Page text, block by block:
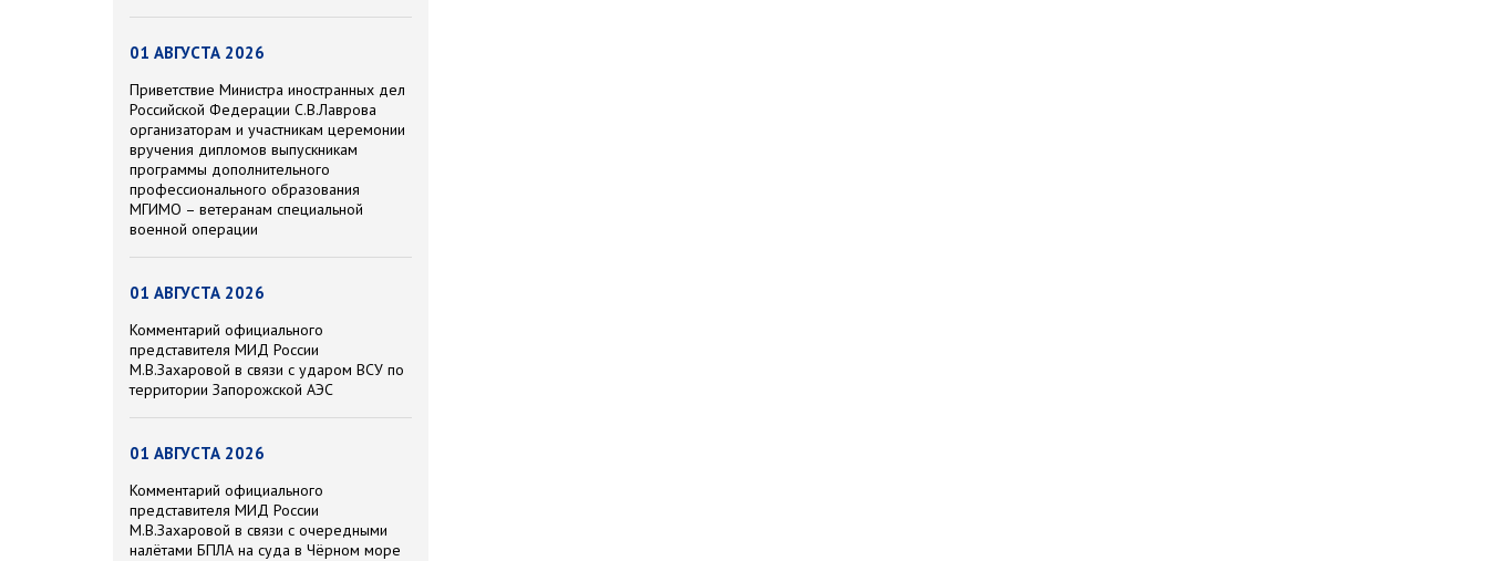
01 АВГУСТА 2026
Приветствие Министра иностранных дел
Российской Федерации С.В.Лаврова
организаторам и участникам церемонии
вручения дипломов выпускникам
программы дополнительного
профессионального образования
МГИМО – ветеранам специальной
военной операции
01 АВГУСТА 2026
Комментарий официального
представителя МИД России
М.В.Захаровой в связи с ударом ВСУ по
территории Запорожской АЭС
01 АВГУСТА 2026
Комментарий официального
представителя МИД России
М.В.Захаровой в связи с очередными
налётами БПЛА на суда в Чёрном море